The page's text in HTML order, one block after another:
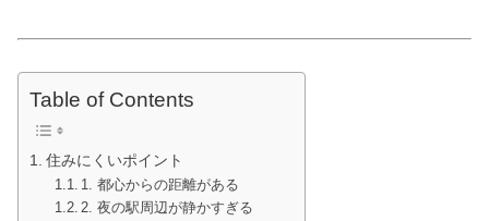
Table of Contents
住みにくいポイント
1. 都心からの距離がある
2. 夜の駅周辺が静かすぎる